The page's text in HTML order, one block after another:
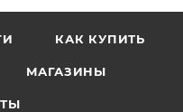
КАК КУПИТЬ
МАГАЗИНЫ